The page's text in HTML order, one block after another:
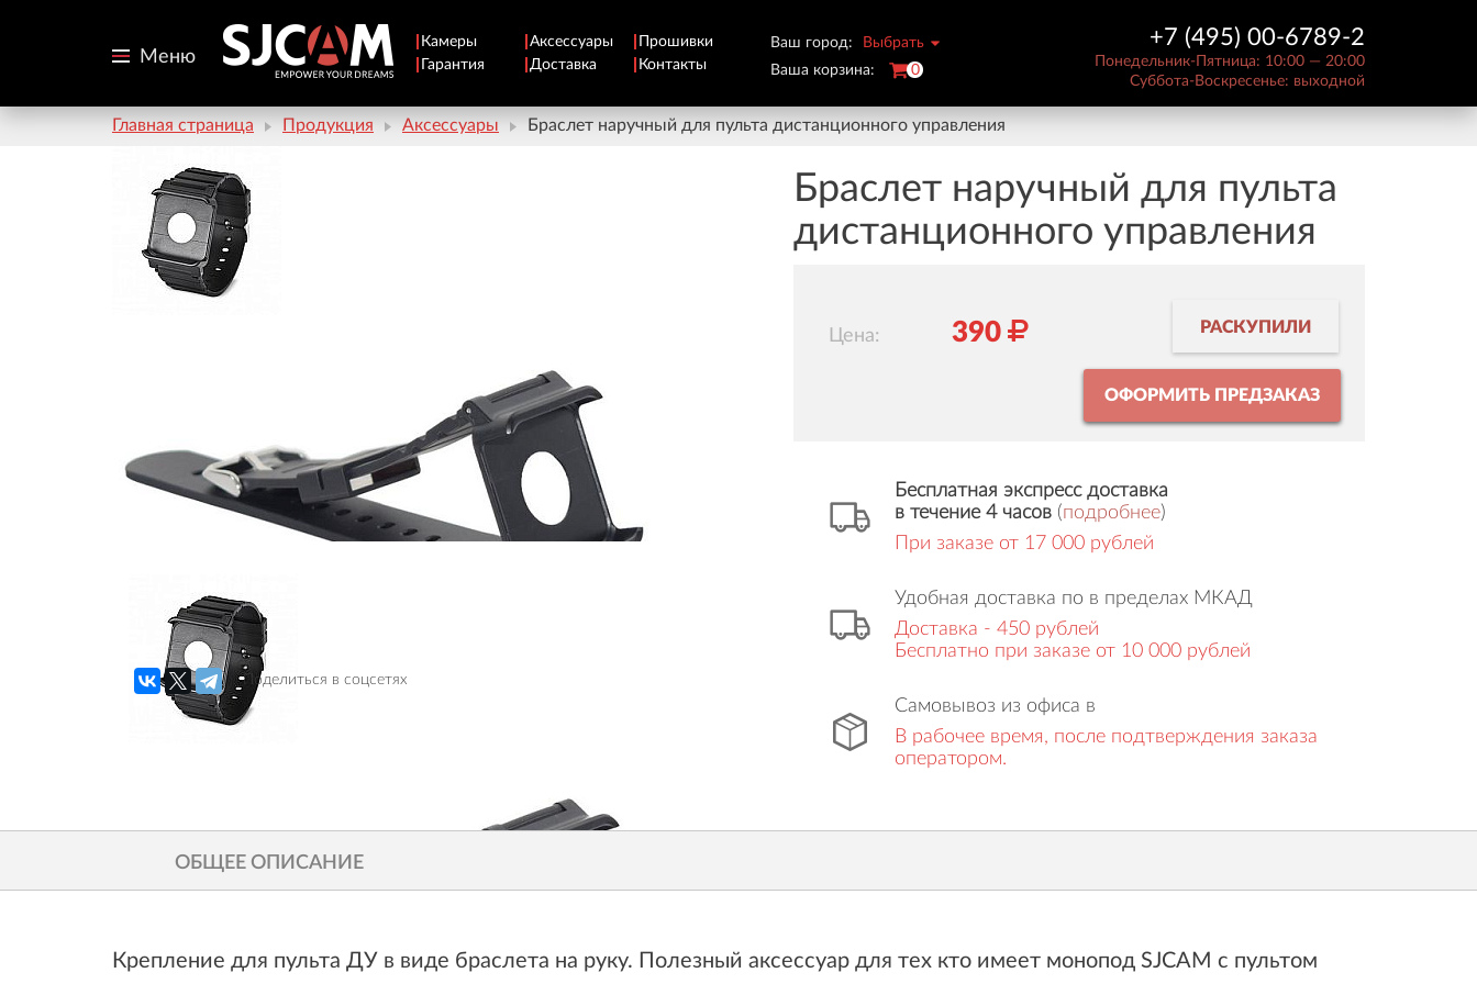
Меню
Камеры Аксессуары
Прошивки
Гарантия
Доставка Контакты
Ваш город:
Выбрать
Ваша корзина:
0
+7 (495) 00-6789-2
Понедельник-Пятница: 10:00 — 20:00
Суббота-Воскресенье: выходной
Главная страница Продукция Аксессуары Браслет наручный для пульта дистанционного управления
Поделиться в соцсетях
Браслет наручный для пульта
дистанционного управления
Цена: 390 РАСКУПИЛИ
ОФОРМИТЬ ПРЕДЗАКАЗ
Бесплатная экспресс доставка
в течение 4 часов (подробнее)
При заказе от 17 000 рублей
Удобная доставка по в пределах МКАД
Доставка - 450 рублей
Бесплатно при заказе от 10 000 рублей
Самовывоз из офиса в
В рабочее время, после подтверждения заказа
оператором.
ОБЩЕЕ ОПИСАНИЕ
Крепление для пульта ДУ в виде браслета на руку. Полезный аксессуар для тех кто имеет монопод SJCAM с пультом